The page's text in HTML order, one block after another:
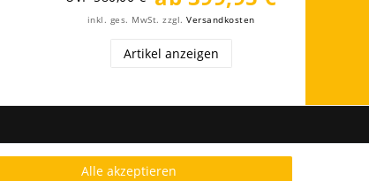
inkl. ges. MwSt. zzgl.Versandkosten
Artikel anzeigen
Alle akzeptieren